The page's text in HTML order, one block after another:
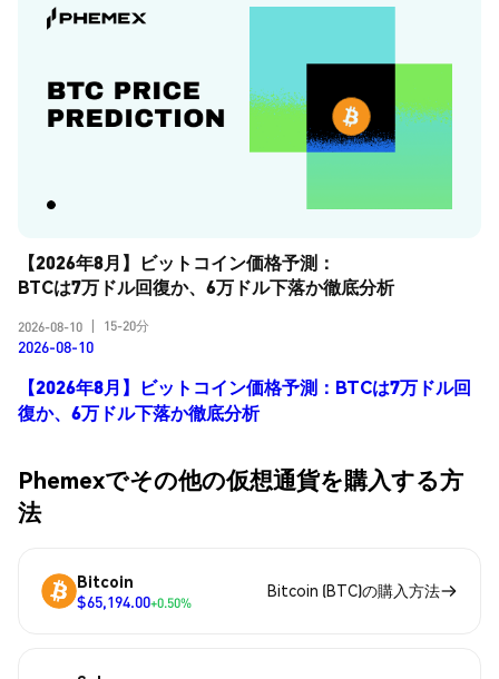
【2026年8月】ビットコイン価格予測：
BTCは7万ドル回復か、6万ドル下落か徹底分析
2026-08-10 15-20分
2026-08-10
【2026年8月】ビットコイン価格予測：BTCは7万ドル回
復か、6万ドル下落か徹底分析
Phemexでその他の仮想通貨を購入する方
法
Bitcoin
$65,194.00+0.50%
Bitcoin (BTC)の購入方法